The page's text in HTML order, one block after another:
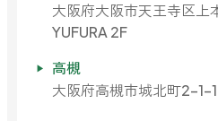
大阪府大阪市天王寺区上
YUFURA 2F
高槻
大阪府高槻市城北町2-1-